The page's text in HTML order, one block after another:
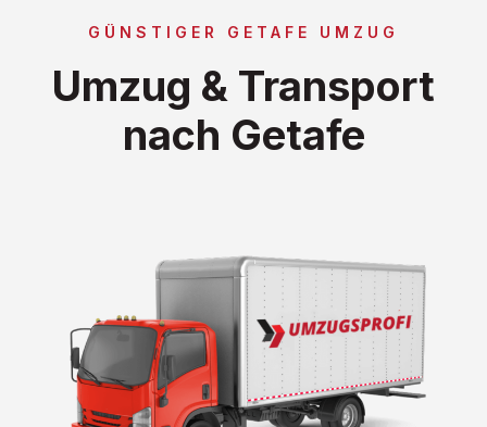
GÜNSTIGER GETAFE UMZUG
Umzug & Transport
nach Getafe